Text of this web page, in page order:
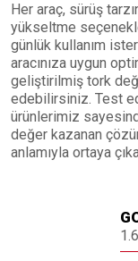
Her araç, sürüş
yükseltme
günlük kullanım
aracınıza uygun
geliştirilmiş tork
edebilirsiniz. Test
ürünlerimiz
değer kazanan
anlamıyla ortaya